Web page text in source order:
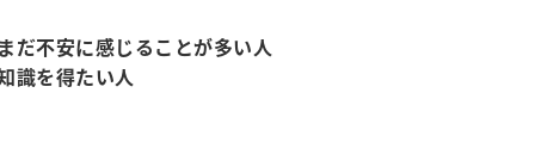
だ不安に感じることが多い人
識を得たい人